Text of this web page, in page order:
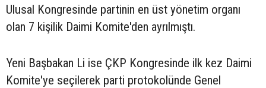
Ulusal Kongresinde partinin en üst yönetim organı
olan 7 kişilik Daimi Komite'den ayrılmıştı.
Yeni Başbakan Li ise ÇKP Kongresinde ilk kez Daimi
Komite'ye seçilerek parti protokolünde Genel